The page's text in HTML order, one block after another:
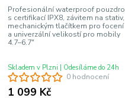
0 hodnocení
Profesionální waterproof pouzdro
s certifikací IPX8, závitem na stativ,
mechanickým tlačítkem pro focení
a univerzální velikostí pro mobily
4.7–6.7"
1 099 Kč
Skladem v Plzni | Odesíláme do 24h